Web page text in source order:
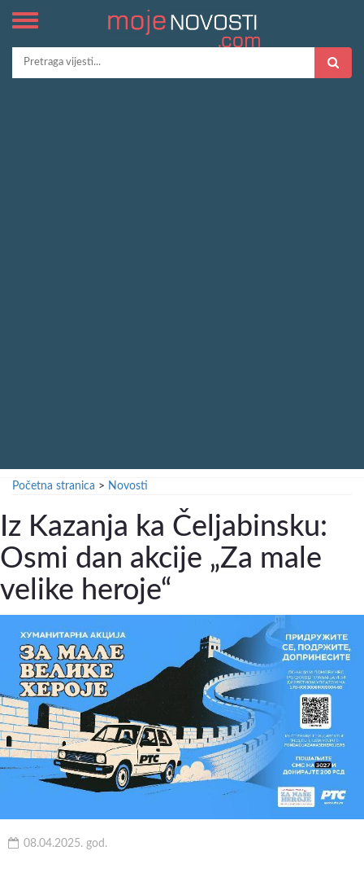
Početna stranica > Novosti
Iz Kazanja ka Čeljabinsku:
Osmi dan akcije „Za male
velike heroje“
08.04.2025. god.